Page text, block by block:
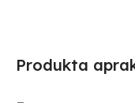
Produkta